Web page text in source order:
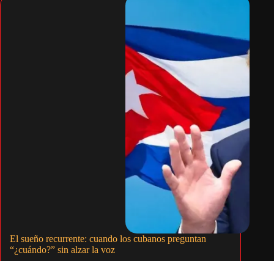
El sueño recurrente: cuando los cubanos preguntan
“¿cuándo?” sin alzar la voz